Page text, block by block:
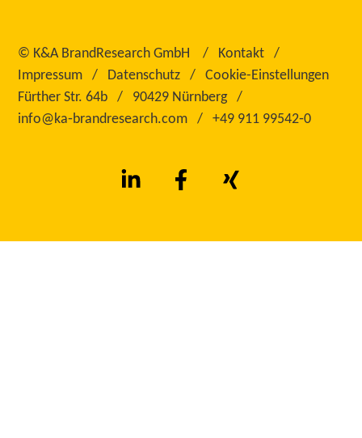
© K&A BrandResearch GmbH
Kontakt
Impressum
Datenschutz
Cookie-Einstellungen
Fürther Str. 64b
90429 Nürnberg
info@ka‑brandresearch.com
+49 911 99542‑0